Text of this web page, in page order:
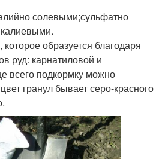
солевыми;сульфатно
образуется благодаря
руд: карнатиловой и
всего подкормку можно
гранул бывает серо-красного